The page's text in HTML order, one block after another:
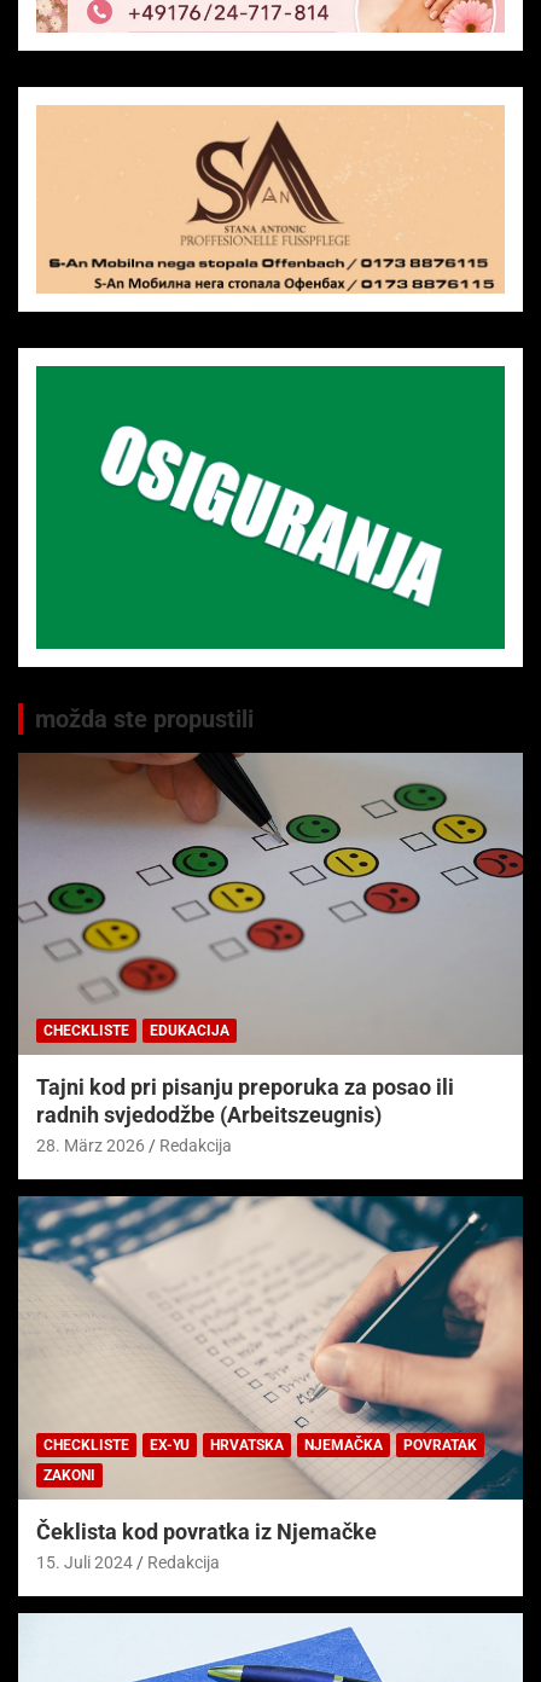
možda ste propustili
CHECKLISTE EDUKACIJA
Tajni kod pri pisanju preporuka za posao ili
radnih svjedodžbe (Arbeitszeugnis)
28. März 2026 Redakcija
CHECKLISTE EX-YU HRVATSKA NJEMAČKA
POVRATAK
ZAKONI
Čeklista kod povratka iz Njemačke
15. Juli 2024 Redakcija